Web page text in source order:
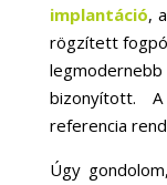
implantáció,
rögzített
bizonyított. A
referencia
Úgy